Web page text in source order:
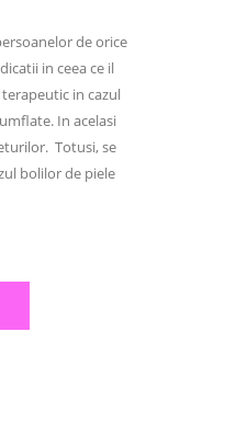
de orice
in ceea ce il
in cazul
In acelasi
Totusi, se
bolilor de piele